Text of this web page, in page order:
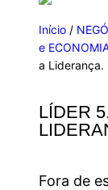
Início /
e
a Liderança.
LÍDER
Fora de